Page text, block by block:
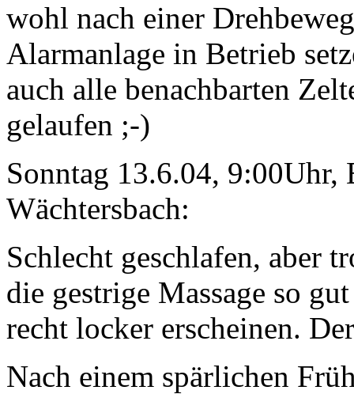
wohl nach einer
Alarmanlage in Betrieb
auch alle benachbarten
gelaufen ;-)
Sonntag 13.6.04, 9:00Uhr,
Wächtersbach:
Schlecht geschlafen, aber
die gestrige Massage so
recht locker erscheinen.
Nach einem spärlichen